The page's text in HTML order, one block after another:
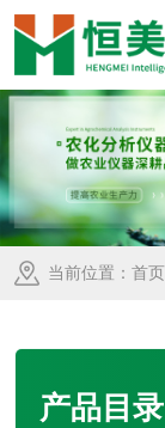
当前位置： 首页
产品目录